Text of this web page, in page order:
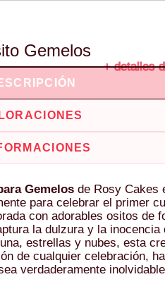
Gemelos
+ detalles
Gemelos de Rosy Cakes
para celebrar el primer
con adorables ositos de
la dulzura y la inocencia
estrellas y nubes, esta
de cualquier celebración,
verdaderamente